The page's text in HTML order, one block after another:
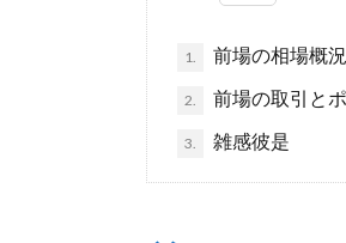
1. 前場の相場概況
2. 前場の取引と
3. 雑感彼是